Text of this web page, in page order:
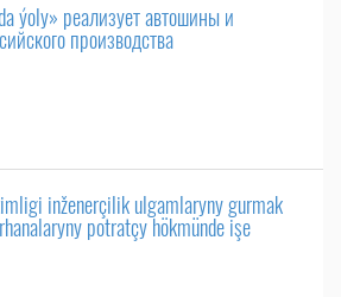
ýoly» реализует автошины и
производства
inženerçilik ulgamlaryny gurmak
potratçy hökmünde işe